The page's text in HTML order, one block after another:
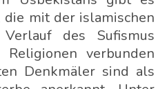
mit der islamischen
des Sufismus
verbunden
Denkmäler sind als